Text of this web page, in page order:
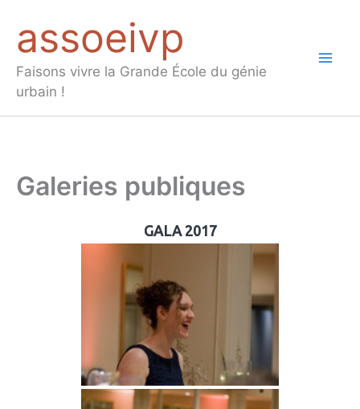
contenu
assoeivp
Faisons vivre la Grande École du génie
urbain !
Galeries publiques
GALA 2017